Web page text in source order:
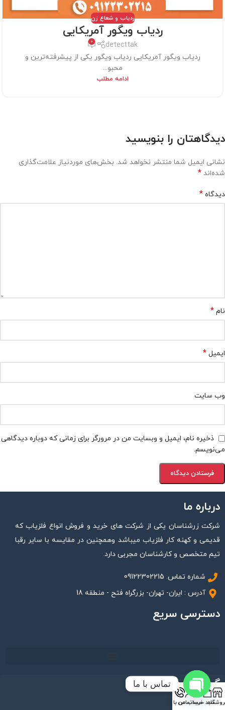
ردیاب و شعاع زن
ردیاب ویگور آمریکایی
detecttak
0
ردیاب ویگور آمریکایی ردیاب ویگور یکی از پیشرفته‌ترین و
محبو...
ادامه مطلب
دیدگاهتان را بنویسید
نشانی ایمیل شما منتشر نخواهد شد. بخش‌های موردنیاز علامت‌گذاری
شده‌اند *
دیدگاه *
نام *
ایمیل *
وب‌ سایت
ذخیره نام، ایمیل و وبسایت من در مرورگر برای زمانی که دوباره دیدگاهی
می‌نویسم.
درباره ما
شرکت زرشناسان یکی از شرکت های خرید و فروش انواع فلزیاب که
قدیمی و کهنه کار فلزیاب میباشد وهمچنین در مقایسه با سایر رقبا
تیم متخصص و کارشناسان مجربی دارد.
شماره تماس: 09122302215
آدرس : ایران- تهران- بزرگراه فتح - منطقه 18
دسترسی سریع
گوگل مپ
سبد خریدحساب من
تماس با ما
تماس با ما
Open